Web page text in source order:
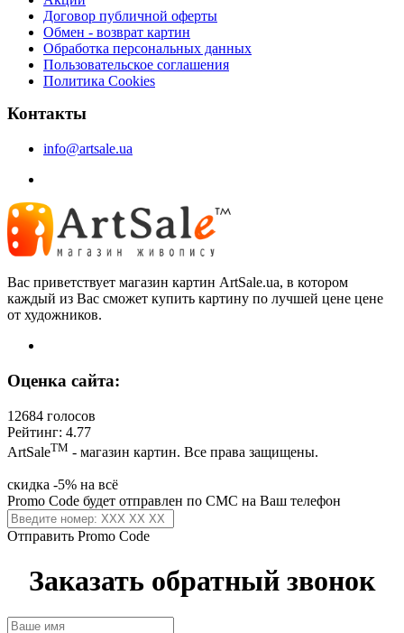
Договор публичной оферты
Обмен - возврат картин
Обработка персональных данных
Пользовательское соглашения
Политика Cookies
Контакты
info@artsale.ua
Вас приветствует магазин картин ArtSale.ua, в котором
каждый из Вас сможет купить картину по лучшей цене цене
от художников.
Оценка сайта:
12684 голосов
Рейтинг: 4.77
ArtSaleТМ - магазин картин. Все права защищены.
скидка -5% на всё
Promo Code будет отправлен по СМС на Ваш телефон
Отправить Promo Code
Заказать обратный звонок